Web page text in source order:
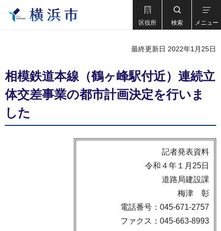
区役所 検索 メニュー
最終更新日 2022年1月25日
相模鉄道本線（鶴ヶ峰駅付近）連続立
体交差事業の都市計画決定を行いま
した
記者発表資料
令和４年１月25日
道路局建設課
梅津 彰
電話番号：045-671-2757
ファクス：045-663-8993